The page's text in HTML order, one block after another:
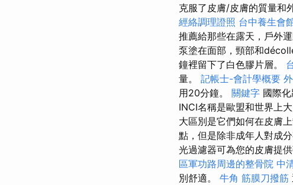
克服了皮膚/皮膚的質量和
經絡調理證照 台中養生會
推薦給那些在露天，戶外
泵塗在面部，頸部和
鐘裡留下了白色膠片層。
量。 記帳士-會計學概要
用20分鐘。 關鍵字 國際
INCI名稱是歐盟和世界上
大區別是它們如何在皮膚
點，但是除非成年人對成
光過濾器可為您的皮膚提
區軍功路周邊的整骨院 中
別舒適。 牛角 筋膜刀撥筋